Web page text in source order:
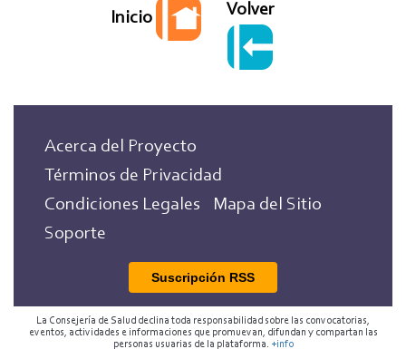
Inicio Volver
Acerca del Proyecto
Términos de Privacidad
Condiciones Legales
Mapa del Sitio
Soporte
Suscripción RSS
La Consejería de Salud declina toda responsabilidad sobre las convocatorias,
eventos, actividades e informaciones que promuevan, difundan y compartan las
personas usuarias de la plataforma. +info